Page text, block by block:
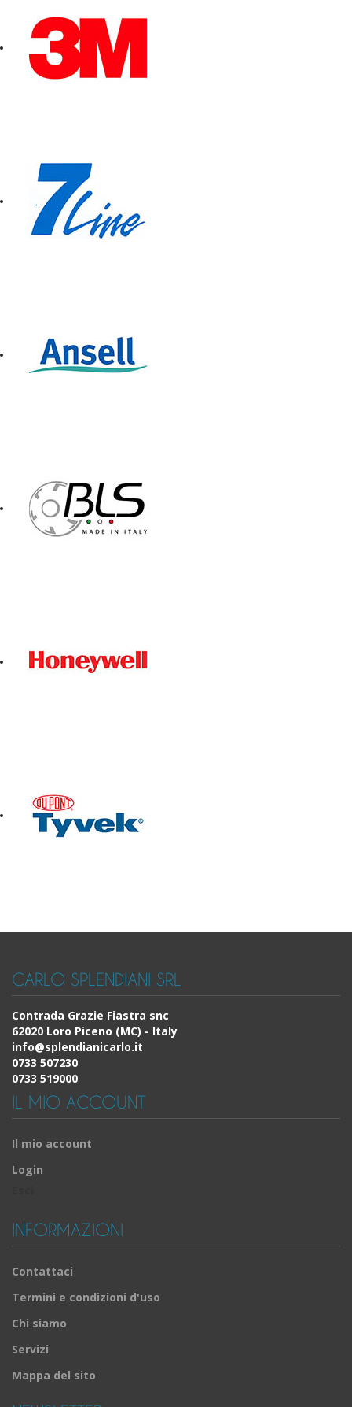
CARLO SPLENDIANI SRL
Contrada Grazie Fiastra snc
62020 Loro Piceno (MC) - Italy
info@splendianicarlo.it
0733 507230
0733 519000
IL MIO ACCOUNT
Il mio account
Login
INFORMAZIONI
Contattaci
Termini e condizioni d'uso
Chi siamo
Servizi
Mappa del sito